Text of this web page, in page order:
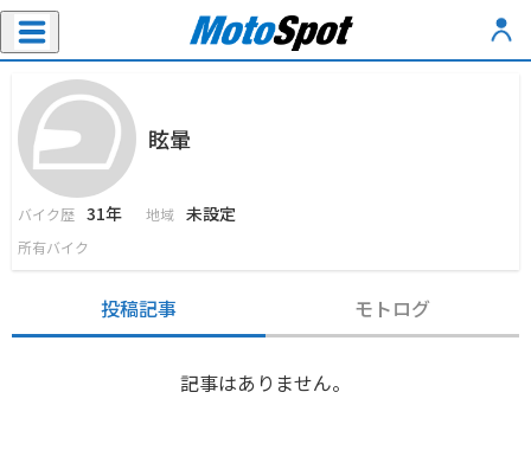
眩暈
バイク歴 31年 地域 未設定
所有バイク
投稿記事 モトログ
記事はありません。